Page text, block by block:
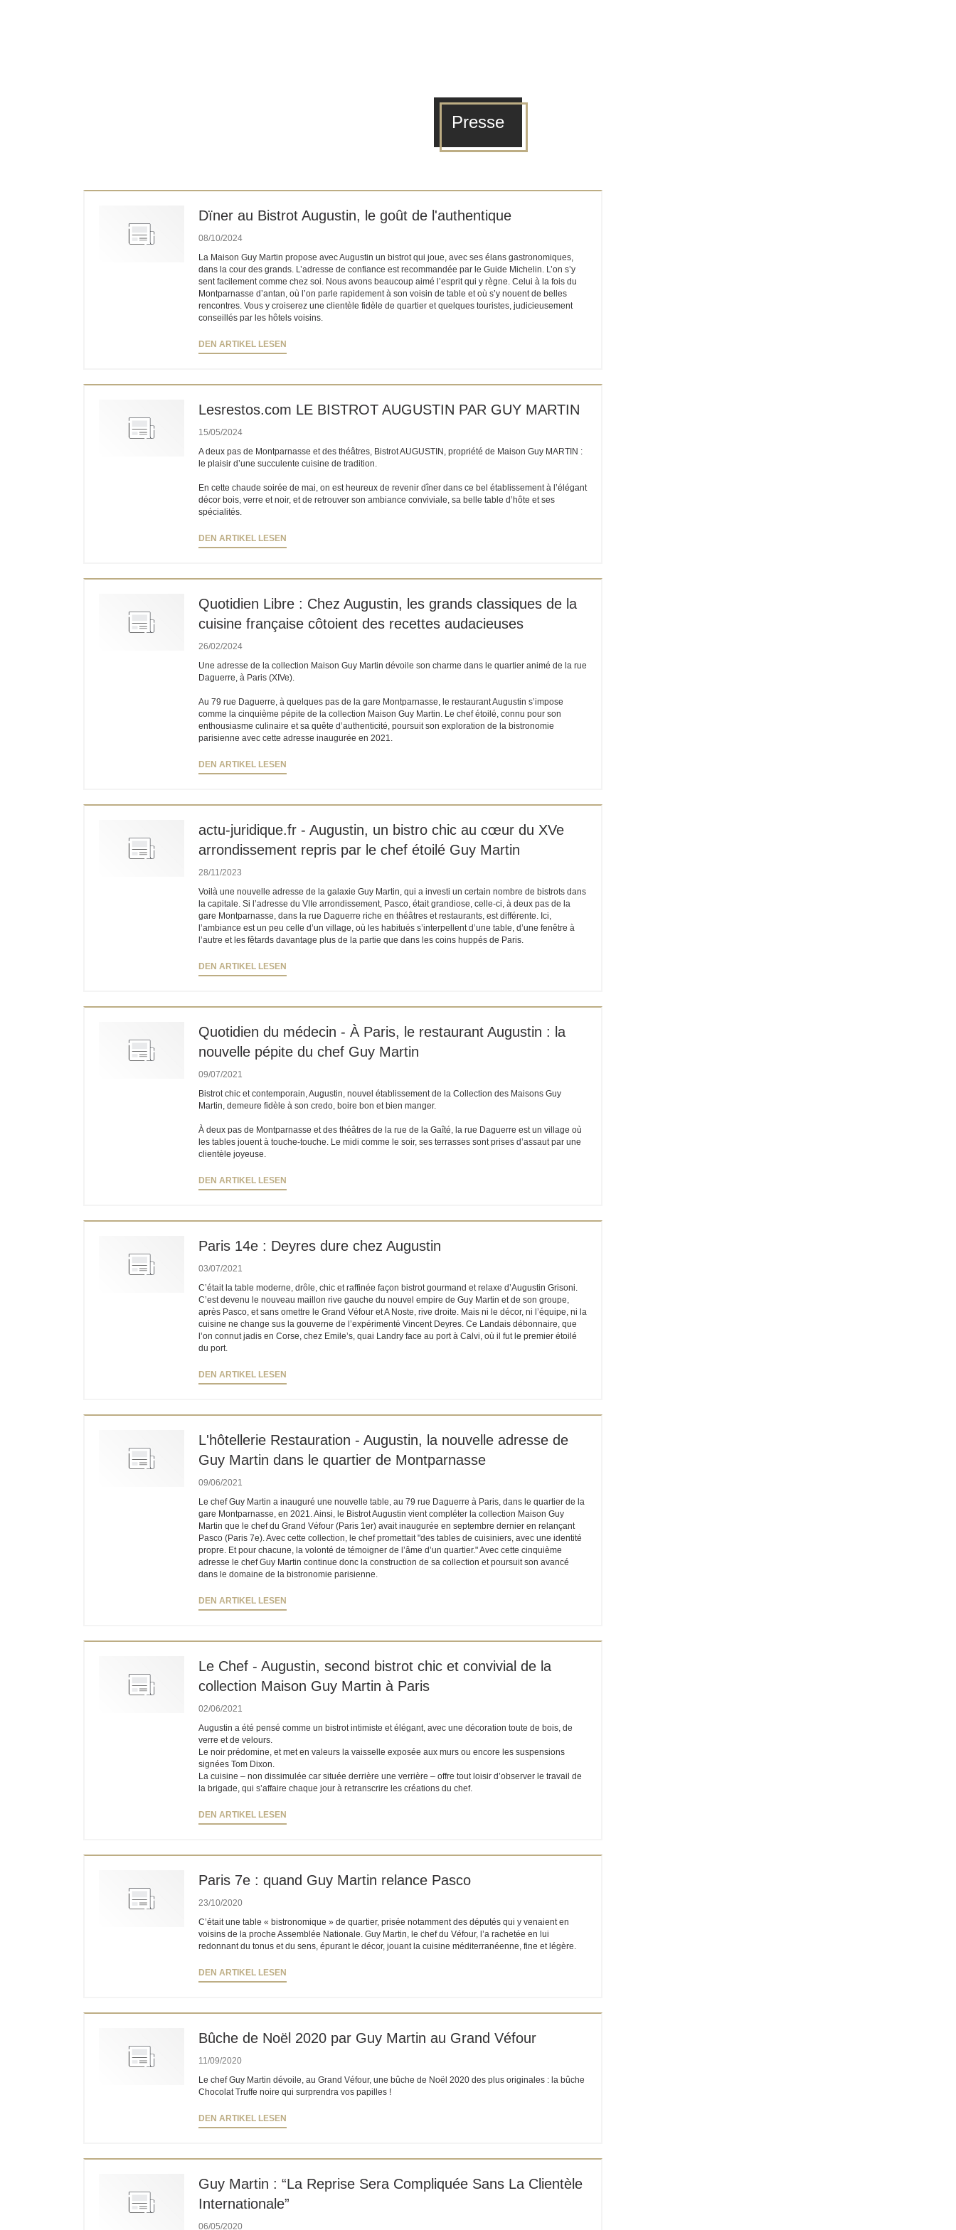
Presse
Dïner au Bistrot Augustin, le goût de l'authentique
08/10/2024
La Maison Guy Martin propose avec Augustin un bistrot qui joue, avec ses élans gastronomiques,
dans la cour des grands. L’adresse de confiance est recommandée par le Guide Michelin. L’on s’y
sent facilement comme chez soi. Nous avons beaucoup aimé l’esprit qui y règne. Celui à la fois du
Montparnasse d’antan, où l’on parle rapidement à son voisin de table et où s’y nouent de belles
rencontres. Vous y croiserez une clientèle fidèle de quartier et quelques touristes, judicieusement
conseillés par les hôtels voisins.
DEN ARTIKEL LESEN
Lesrestos.com LE BISTROT AUGUSTIN PAR GUY MARTIN
15/05/2024
A deux pas de Montparnasse et des théâtres, Bistrot AUGUSTIN, propriété de Maison Guy MARTIN :
le plaisir d’une succulente cuisine de tradition.
En cette chaude soirée de mai, on est heureux de revenir dîner dans ce bel établissement à l’élégant
décor bois, verre et noir, et de retrouver son ambiance conviviale, sa belle table d’hôte et ses
spécialités.
DEN ARTIKEL LESEN
Quotidien Libre : Chez Augustin, les grands classiques de la
cuisine française côtoient des recettes audacieuses
26/02/2024
Une adresse de la collection Maison Guy Martin dévoile son charme dans le quartier animé de la rue
Daguerre, à Paris (XIVe).
Au 79 rue Daguerre, à quelques pas de la gare Montparnasse, le restaurant Augustin s’impose
comme la cinquième pépite de la collection Maison Guy Martin. Le chef étoilé, connu pour son
enthousiasme culinaire et sa quête d’authenticité, poursuit son exploration de la bistronomie
parisienne avec cette adresse inaugurée en 2021.
DEN ARTIKEL LESEN
actu-juridique.fr - Augustin, un bistro chic au cœur du XVe
arrondissement repris par le chef étoilé Guy Martin
28/11/2023
Voilà une nouvelle adresse de la galaxie Guy Martin, qui a investi un certain nombre de bistrots dans
la capitale. Si l’adresse du VIIe arrondissement, Pasco, était grandiose, celle-ci, à deux pas de la
gare Montparnasse, dans la rue Daguerre riche en théâtres et restaurants, est différente. Ici,
l’ambiance est un peu celle d’un village, où les habitués s’interpellent d’une table, d’une fenêtre à
l’autre et les fêtards davantage plus de la partie que dans les coins huppés de Paris.
DEN ARTIKEL LESEN
Quotidien du médecin - À Paris, le restaurant Augustin : la
nouvelle pépite du chef Guy Martin
09/07/2021
Bistrot chic et contemporain, Augustin, nouvel établissement de la Collection des Maisons Guy
Martin, demeure fidèle à son credo, boire bon et bien manger.
À deux pas de Montparnasse et des théâtres de la rue de la Gaîté, la rue Daguerre est un village où
les tables jouent à touche-touche. Le midi comme le soir, ses terrasses sont prises d’assaut par une
clientèle joyeuse.
DEN ARTIKEL LESEN
Paris 14e : Deyres dure chez Augustin
03/07/2021
C’était la table moderne, drôle, chic et raffinée façon bistrot gourmand et relaxe d’Augustin Grisoni.
C’est devenu le nouveau maillon rive gauche du nouvel empire de Guy Martin et de son groupe,
après Pasco, et sans omettre le Grand Véfour et A Noste, rive droite. Mais ni le décor, ni l’équipe, ni la
cuisine ne change sus la gouverne de l’expérimenté Vincent Deyres. Ce Landais débonnaire, que
l’on connut jadis en Corse, chez Emile’s, quai Landry face au port à Calvi, où il fut le premier étoilé
du port.
DEN ARTIKEL LESEN
L'hôtellerie Restauration - Augustin, la nouvelle adresse de
Guy Martin dans le quartier de Montparnasse
09/06/2021
Le chef Guy Martin a inauguré une nouvelle table, au 79 rue Daguerre à Paris, dans le quartier de la
gare Montparnasse, en 2021. Ainsi, le Bistrot Augustin vient compléter la collection Maison Guy
Martin que le chef du Grand Véfour (Paris 1er) avait inaugurée en septembre dernier en relançant
Pasco (Paris 7e). Avec cette collection, le chef promettait "des tables de cuisiniers, avec une identité
propre. Et pour chacune, la volonté de témoigner de l’âme d’un quartier." Avec cette cinquième
adresse le chef Guy Martin continue donc la construction de sa collection et poursuit son avancé
dans le domaine de la bistronomie parisienne.
DEN ARTIKEL LESEN
Le Chef - Augustin, second bistrot chic et convivial de la
collection Maison Guy Martin à Paris
02/06/2021
Augustin a été pensé comme un bistrot intimiste et élégant, avec une décoration toute de bois, de
verre et de velours.
Le noir prédomine, et met en valeurs la vaisselle exposée aux murs ou encore les suspensions
signées Tom Dixon.
La cuisine – non dissimulée car située derrière une verrière – offre tout loisir d’observer le travail de
la brigade, qui s’affaire chaque jour à retranscrire les créations du chef.
DEN ARTIKEL LESEN
Paris 7e : quand Guy Martin relance Pasco
23/10/2020
C’était une table « bistronomique » de quartier, prisée notamment des députés qui y venaient en
voisins de la proche Assemblée Nationale. Guy Martin, le chef du Véfour, l’a rachetée en lui
redonnant du tonus et du sens, épurant le décor, jouant la cuisine méditerranéenne, fine et légère.
DEN ARTIKEL LESEN
Bûche de Noël 2020 par Guy Martin au Grand Véfour
11/09/2020
Le chef Guy Martin dévoile, au Grand Véfour, une bûche de Noël 2020 des plus originales : la bûche
Chocolat Truffe noire qui surprendra vos papilles !
DEN ARTIKEL LESEN
Guy Martin : “La Reprise Sera Compliquée Sans La Clientèle
Internationale”
06/05/2020